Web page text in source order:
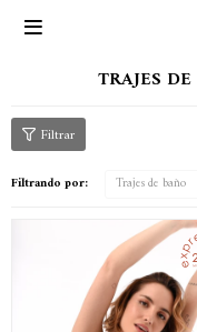

TRAJES
Filtrando por: Trajes de baño